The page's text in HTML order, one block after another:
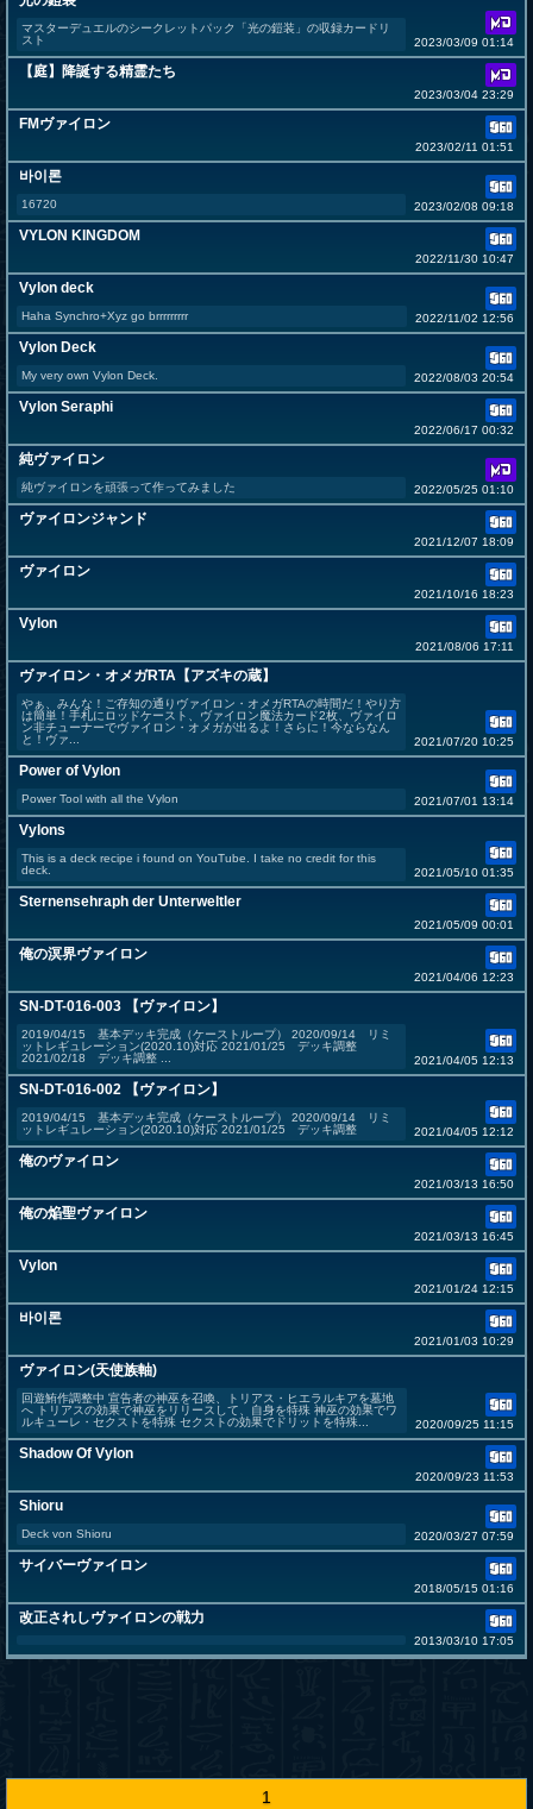
マスターデュエルのシークレットパック「光の鎧装」の収録カードリ
スト
2023/03/09 01:14
【庭】降誕する精霊たち
2023/03/04 23:29
FMヴァイロン
2023/02/11 01:51
바이론
16720 2023/02/08 09:18
VYLON KINGDOM
2022/11/30 10:47
Vylon deck
Haha Synchro+Xyz go brrrrrrrrr 2022/11/02 12:56
Vylon Deck
My very own Vylon Deck. 2022/08/03 20:54
Vylon Seraphi
2022/06/17 00:32
純ヴァイロン
純ヴァイロンを頑張って作ってみました 2022/05/25 01:10
ヴァイロンジャンド
2021/12/07 18:09
ヴァイロン
2021/10/16 18:23
Vylon
2021/08/06 17:11
ヴァイロン・オメガRTA【アズキの蔵】
やぁ、みんな！ご存知の通りヴァイロン・オメガRTAの時間だ！やり方
は簡単！手札にロッドケースト、ヴァイロン魔法カード2枚、ヴァイロ
ン非チューナーでヴァイロン・オメガが出るよ！さらに！今ならなん
と！ヴァ...
2021/07/20 10:25
Power of Vylon
Power Tool with all the Vylon 2021/07/01 13:14
Vylons
This is a deck recipe i found on YouTube. I take no credit for this
deck.
2021/05/10 01:35
Sternensehraph der Unterweltler
2021/05/09 00:01
俺の溟界ヴァイロン
2021/04/06 12:23
SN-DT-016-003 【ヴァイロン】
2019/04/15 基本デッキ完成（ケーストループ） 2020/09/14 リミ
ットレギュレーション(2020.10)対応 2021/01/25 デッキ調整
2021/02/18 デッキ調整 ...
2021/04/05 12:13
SN-DT-016-002 【ヴァイロン】
2019/04/15 基本デッキ完成（ケーストループ） 2020/09/14 リミ
ットレギュレーション(2020.10)対応 2021/01/25 デッキ調整
2021/04/05 12:12
俺のヴァイロン
2021/03/13 16:50
俺の焔聖ヴァイロン
2021/03/13 16:45
Vylon
2021/01/24 12:15
바이론
2021/01/03 10:29
ヴァイロン(天使族軸)
回遊鮪作調整中 宣告者の神巫を召喚、トリアス・ヒエラルキアを墓地
へ トリアスの効果で神巫をリリースして、自身を特殊 神巫の効果でワ
ルキューレ・セクストを特殊 セクストの効果でドリットを特殊...
2020/09/25 11:15
Shadow Of Vylon
2020/09/23 11:53
Shioru
Deck von Shioru 2020/03/27 07:59
サイバーヴァイロン
2018/05/15 01:16
改正されしヴァイロンの戦力
2013/03/10 17:05
1